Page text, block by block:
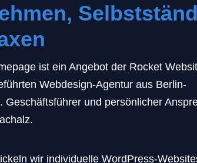
ist ein Angebot der Rocket
Webdesign-Agentur aus Berlin-
Geschäftsführer und persönlicher
wir individuelle WordPress-